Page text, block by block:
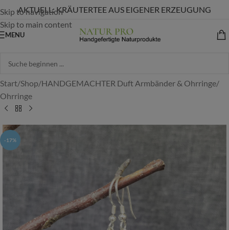
Skip to navigation
Skip to main content
AKTUELL: KRÄUTERTEE AUS EIGENER ERZEUGUNG
MENU
Start/Shop/HANDGEMACHTER Duft Armbänder & Ohrringe/
Ohrringe
-17%